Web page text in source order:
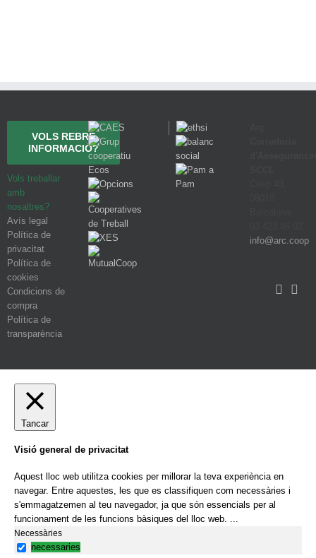
VOLS REBRE
INFORMACIÓ?
Vols treballar
amb
nosaltres?
Avís legal
Política de
privacitat
Política de
cookies
Condicions de
compra
Política de
transparència
info@arc.coop
Tancar
Visió general de privacitat
Aquest lloc web utilitza cookies per millorar la teva experiència en
navegar. Entre aquestes, les que es classifiquen com necessàries i
s'emmagatzemen al teu navegador, ja que són essencials per al
funcionament de les funcions bàsiques del lloc web.
Necessàries
necessaries